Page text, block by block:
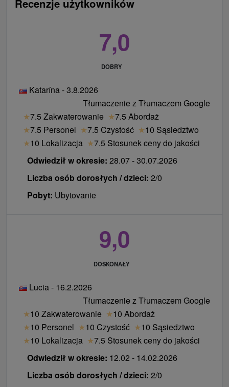
Recenzje użytkowników
7,0
DOBRY
Katarína - 3.8.2026
Tłumaczenie z Tłumaczem Google
★7.5 Zakwaterowanie ★7.5 Abordaż
★7.5 Personel ★7.5 Czystość ★10 Sąsiedztwo
★10 Lokalizacja ★7.5 Stosunek ceny do jakości
Odwiedził w okresie: 28.07 - 30.07.2026
Liczba osób dorosłych / dzieci: 2/0
Pobyt: Ubytovanie
9,0
DOSKONAŁY
Lucia - 16.2.2026
Tłumaczenie z Tłumaczem Google
★10 Zakwaterowanie ★10 Abordaż
★10 Personel ★10 Czystość ★10 Sąsiedztwo
★10 Lokalizacja ★7.5 Stosunek ceny do jakości
Odwiedził w okresie: 12.02 - 14.02.2026
Liczba osób dorosłych / dzieci: 2/0